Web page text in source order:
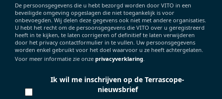
De persoonsgegevens die u hebt bezorgd worden door VITO in een
beveiligde omgeving opgeslagen die niet toegankelijk is voor
onbevoegden. Wij delen deze gegevens ook niet met andere organisaties.
U hebt het recht om de persoonsgegevens die VITO over u geregistreerd
heeft in te kijken, te laten corrigeren of definitief te laten verwijderen
door het privacy contactformulier in te vullen. Uw persoonsgegevens
worden enkel gebruikt voor het doel waarvoor u ze heeft achtergelaten.
Voor meer informatie zie onze privacyverklaring.
Ik wil me inschrijven op de Terrascope-
nieuwsbrief